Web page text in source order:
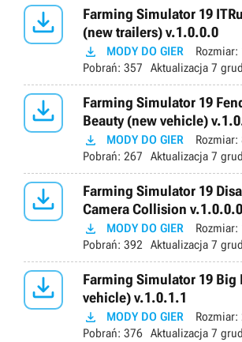

Farming Simulator 19
(new trailers) v.1.0.0.0
 MODY DO GIER Rozmiar:
Pobrań: 357 Aktualizacja 7

Farming Simulator 19
Beauty (new vehicle)
 MODY DO GIER Rozmiar:
Pobrań: 267 Aktualizacja 7

Farming Simulator 19
Camera Collision v.1.0.0.0
 MODY DO GIER Rozmiar:
Pobrań: 392 Aktualizacja 7

Farming Simulator 19 Big
vehicle) v.1.0.1.1
 MODY DO GIER Rozmiar:
Pobrań: 376 Aktualizacja 7